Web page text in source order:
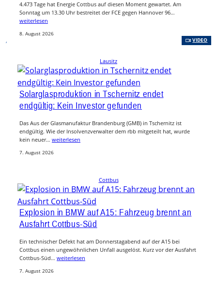
VIDEO
4.473 Tage hat Energie Cottbus auf diesen Moment gewartet. Am
Sonntag um 13.30 Uhr bestreitet der FCE gegen Hannover 96…
weiterlesen
8. August 2026
Lausitz
Solarglasproduktion in Tschernitz endet
endgültig: Kein Investor gefunden
Das Aus der Glasmanufaktur Brandenburg (GMB) in Tschernitz ist
endgültig. Wie der Insolvenzverwalter dem rbb mitgeteilt hat, wurde
kein neuer… weiterlesen
7. August 2026
Cottbus
Explosion in BMW auf A15: Fahrzeug brennt an
Ausfahrt Cottbus-Süd
Ein technischer Defekt hat am Donnerstagabend auf der A15 bei
Cottbus einen ungewöhnlichen Unfall ausgelöst. Kurz vor der Ausfahrt
Cottbus-Süd… weiterlesen
7. August 2026